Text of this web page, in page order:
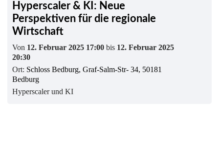
Hyperscaler & KI: Neue
Perspektiven für die regionale
Wirtschaft
Von 12. Februar 2025 17:00 bis 12. Februar 2025
20:30
Ort: Schloss Bedburg, Graf-Salm-Str- 34, 50181
Bedburg
Hyperscaler und KI